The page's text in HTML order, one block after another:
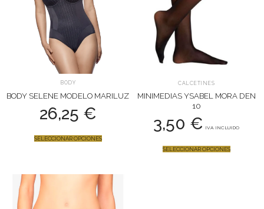
BODY
BODY SELENE MODELO MARILUZ
26,25 €
SELECCIONAR OPCIONES
CALCETINES
MINIMEDIAS YSABEL MORA DEN
10
3,50 € IVA INCLUIDO
SELECCIONAR OPCIONES